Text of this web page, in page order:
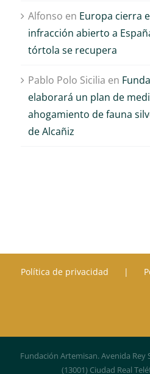
Alfonso en Europa cierra
infracción abierto a
tórtola se recupera
Pablo Polo Sicilia en
elaborará un plan de
ahogamiento de fauna
de Alcañiz
Política de privacidad
Fundación Artemisan. Avenida Rey
(13001) Ciudad Real